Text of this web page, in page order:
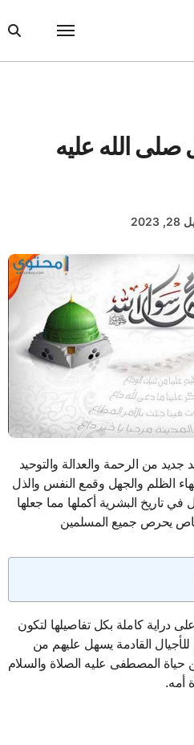
الله عليه
2023
الظلم والجهل وقمع النفس والذل
تاريخ البشرية أكملها مما جعلها
يحرص جميع المسلمين
دراية كاملة بكل تفاصيلها لتكون
القادمة يسهل عليهم من
المصطفى عليه الصلاة والسلام
أمه.